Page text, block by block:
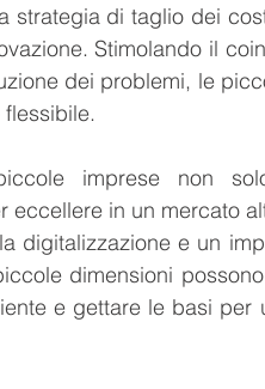
strategia di taglio dei
Stimolando il
dei problemi, le
imprese non
in un mercato
digitalizzazione e un
dimensioni
e gettare le basi per